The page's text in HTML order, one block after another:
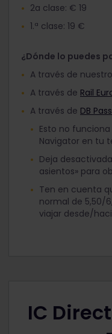
2a clase: € 19
1.ª clase: 19 €
¿Dónde lo puedes
A través de nuestro
A través de Rail
A través de DB
Esto no
Navigator en tu
Deja
asientos» para
Ten en cuenta
normal de 5,50/
viajar desde/
IC